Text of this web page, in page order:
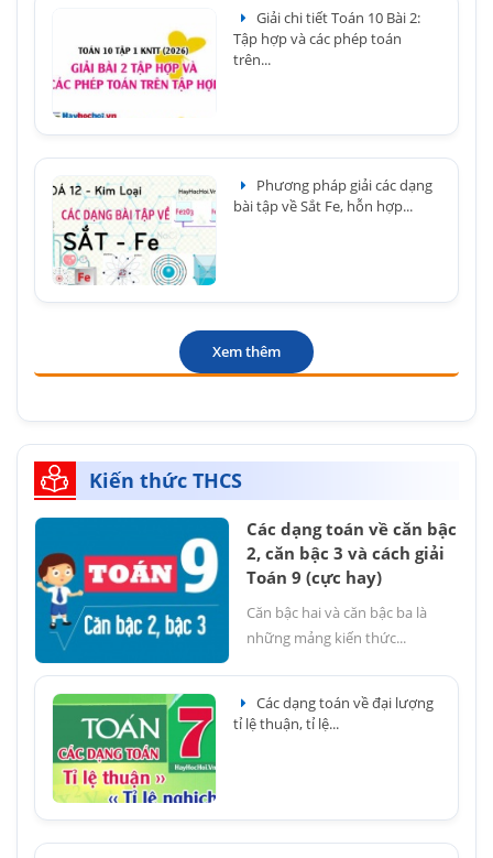
Giải chi tiết Toán 10 Bài 2:
Tập hợp và các phép toán
trên...
Phương pháp giải các dạng
bài tập về Sắt Fe, hỗn hợp...
Xem thêm
Kiến thức THCS
Các dạng toán về căn bậc
2, căn bậc 3 và cách giải
Toán 9 (cực hay)
Căn bậc hai và căn bậc ba là
những mảng kiến thức...
Các dạng toán về đại lượng
tỉ lệ thuận, tỉ lệ...